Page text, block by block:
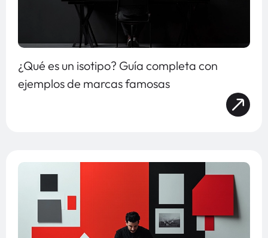
¿Qué es un isotipo? Guía completa con
ejemplos de marcas famosas